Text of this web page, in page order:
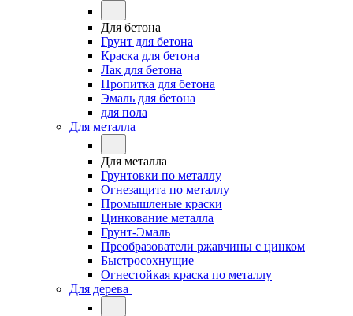
Для бетона
Грунт для бетона
Краска для бетона
Лак для бетона
Пропитка для бетона
Эмаль для бетона
для пола
Для металла
Для металла
Грунтовки по металлу
Огнезащита по металлу
Промышленые краски
Цинкование металла
Грунт-Эмаль
Преобразователи ржавчины с цинком
Быстросохнущие
Огнестойкая краска по металлу
Для дерева